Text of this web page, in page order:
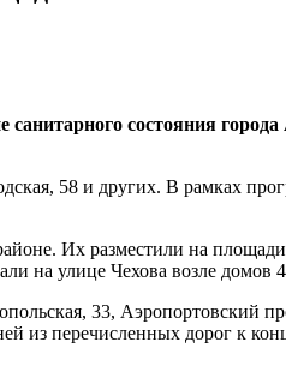
состояния
58 и других. В рамках
Их разместили на
на улице Чехова возле домов
33, Аэропортовский
из перечисленных дорог к